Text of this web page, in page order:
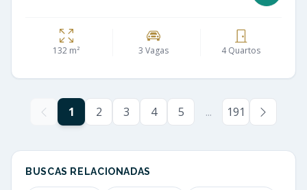
132 m² 3 Vagas 4 Quartos
1 2 3 4 5 ... 191
BUSCAS RELACIONADAS